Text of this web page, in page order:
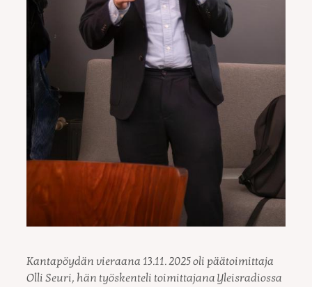
Kantapöydän vieraana 13.11. 2025 oli päätoimittaja
Olli Seuri, hän työskenteli toimittajana Yleisradiossa